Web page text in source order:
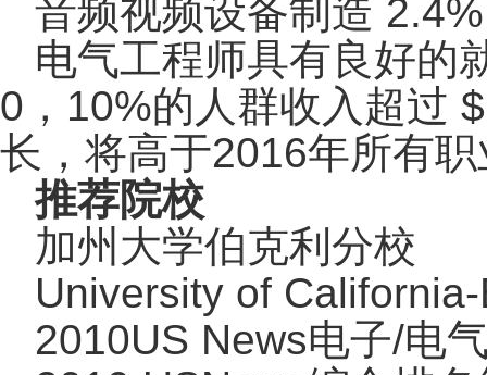
音频视频设备制造 2.4%
电气工程师具有良好的
0，10%的人群收入超过
长，将高于2016年所有
推荐院校
加州大学伯克利分校
University of
2010US News电子/电